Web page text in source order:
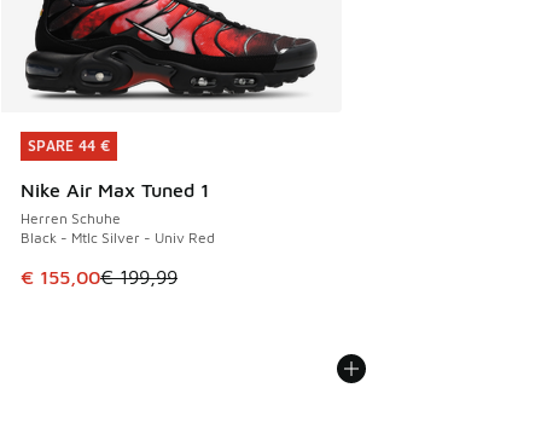
SPARE 44 €
Nike Air Max Tuned 1
Herren Schuhe
Black - Mtlc Silver - Univ Red
Dieser Artikel ist im Sale. Der Preis ist von € 199,99 auf €
€ 155,00€ 199,99
SPARE 44 €